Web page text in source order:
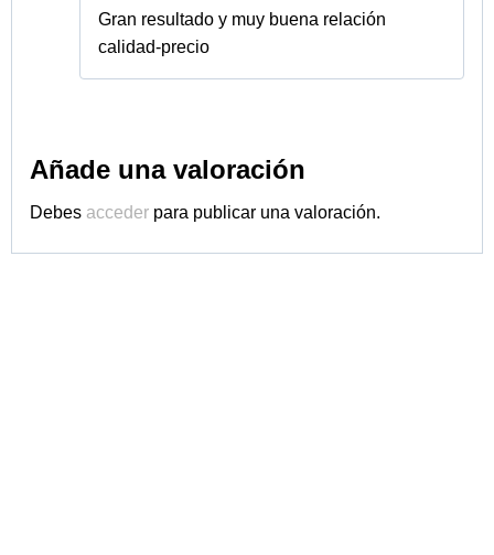
con
Gran resultado y muy buena relación
calidad-precio
Añade una valoración
Debes acceder para publicar una valoración.